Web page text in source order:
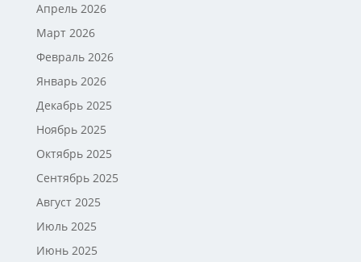
Апрель 2026
Март 2026
Февраль 2026
Январь 2026
Декабрь 2025
Ноябрь 2025
Октябрь 2025
Сентябрь 2025
Август 2025
Июль 2025
Июнь 2025